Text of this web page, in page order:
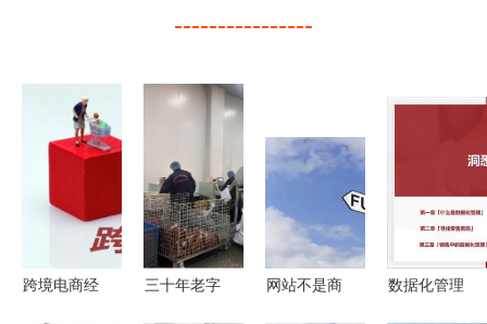
----------------
跨境电商经
三十年老字
网站不是商
数据化管理